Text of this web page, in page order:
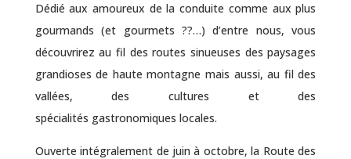
Dédié aux amoureux de la conduite comme aux plus
gourmands (et gourmets ??…) d’entre nous, vous
découvrirez au fil des routes sinueuses des paysages
grandioses de haute montagne mais aussi, au fil des
vallées, des cultures et des
spécialités gastronomiques locales.
Ouverte intégralement de juin à octobre, la Route des